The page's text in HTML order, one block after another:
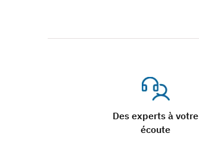
Des experts à votre
écoute